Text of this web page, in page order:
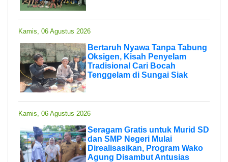
Kamis, 06 Agustus 2026
Bertaruh Nyawa Tanpa Tabung
Oksigen, Kisah Penyelam
Tradisional Cari Bocah
Tenggelam di Sungai Siak
Kamis, 06 Agustus 2026
Seragam Gratis untuk Murid SD
dan SMP Negeri Mulai
Direalisasikan, Program Wako
Agung Disambut Antusias